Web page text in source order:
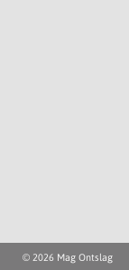
© 2026 Mag Ontslag